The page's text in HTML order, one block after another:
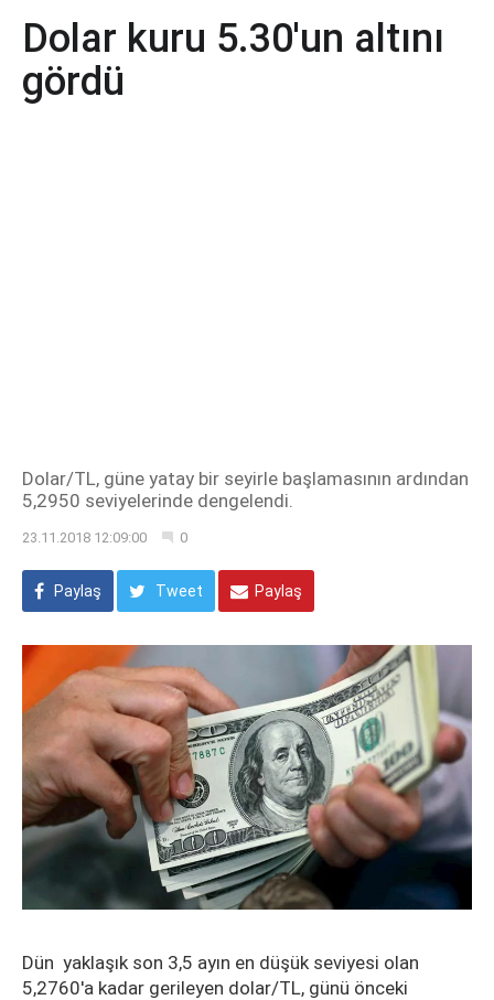
Dolar kuru 5.30'un altını
gördü
Dolar/TL, güne yatay bir seyirle başlamasının ardından
5,2950 seviyelerinde dengelendi.
23.11.2018 12:09:00 0
Paylaş Tweet Paylaş
Dün yaklaşık son 3,5 ayın en düşük seviyesi olan
5,2760'a kadar gerileyen dolar/TL, günü önceki